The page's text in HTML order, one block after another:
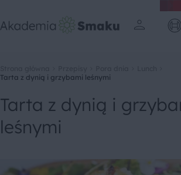
Tarta z dynią i grzybami leśnymi
Tarta z dynią i
leśnymi